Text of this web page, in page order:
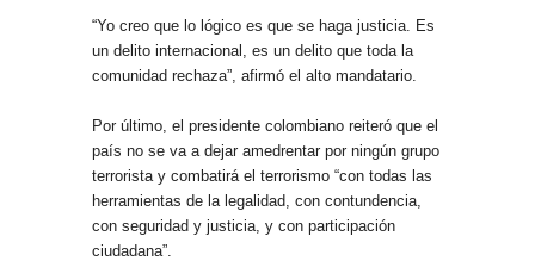
“Yo creo que lo lógico es que se haga justicia. Es
un delito internacional, es un delito que toda la
comunidad rechaza”, afirmó el alto mandatario.
Por último, el presidente colombiano reiteró que el
país no se va a dejar amedrentar por ningún grupo
terrorista y combatirá el terrorismo “con todas las
herramientas de la legalidad, con contundencia,
con seguridad y justicia, y con participación
ciudadana”.